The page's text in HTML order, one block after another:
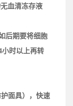
血清冻存液
后期要将细胞
小时以上再转
护面具），快速